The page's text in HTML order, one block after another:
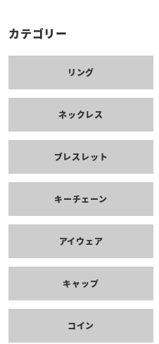
カテゴリー
リング
ネックレス
ブレスレット
キーチェーン
アイウェア
キャップ
コイン